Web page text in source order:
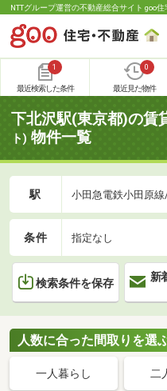
NTTグループ運営の不動産総合サイト goo
1
最近検索した条件
0
最近見た物件
下北沢駅(東京都)の賃
ト) 物件一覧
駅 小田急電鉄小田原線
条件 指定なし
検索条件を保存
新
人数に合った間取りを選
一人暮らし 二